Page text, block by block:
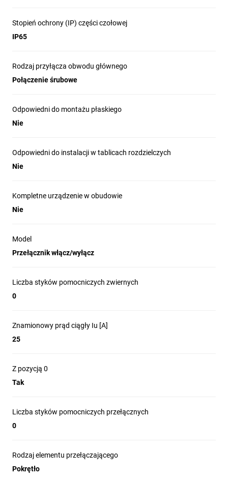
Stopień ochrony (IP) części czołowej
IP65
Rodzaj przyłącza obwodu głównego
Połączenie śrubowe
Odpowiedni do montażu płaskiego
Nie
Odpowiedni do instalacji w tablicach rozdzielczych
Nie
Kompletne urządzenie w obudowie
Nie
Model
Przełącznik włącz/wyłącz
Liczba styków pomocniczych zwiernych
0
Znamionowy prąd ciągły Iu [A]
25
Z pozycją 0
Tak
Liczba styków pomocniczych przełącznych
0
Rodzaj elementu przełączającego
Pokrętło